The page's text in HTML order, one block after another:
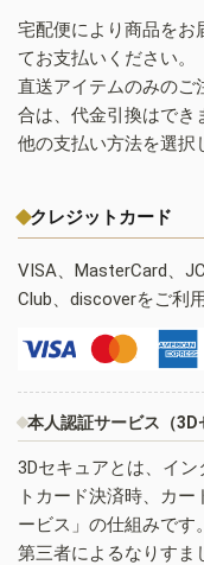
宅配便により商品をお
てお支払いください。
直送アイテムのみのご
合は、代金引換はでき
他の支払い方法を選択
クレジットカード
VISA、MasterCard、
Club、discoverをご利
本人認証サービス（3D
3Dセキュアとは、イ
トカード決済時、カ
ービス」の仕組みです
第三者によるなりすま